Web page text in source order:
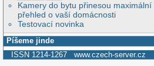
Kamery do bytu přinesou maximální
přehled o vaší domácnosti
Testovací novinka
Píšeme jinde
ISSN 1214-1267 www.czech-server.cz